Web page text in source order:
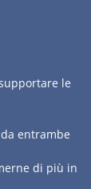
le
entrambe
di più in